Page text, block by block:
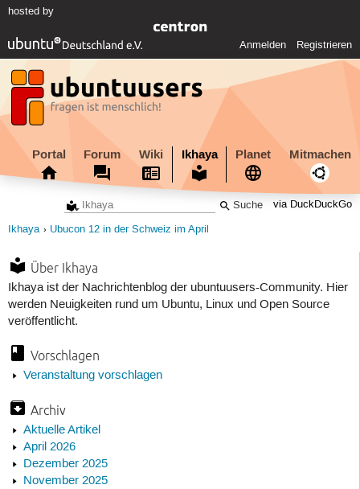
hosted by
Anmelden Registrieren
Portal Forum Wiki Ikhaya Planet Mitmachen
via DuckDuckGo
Ikhaya Ubucon 12 in der Schweiz im April
Über Ikhaya
Ikhaya ist der Nachrichtenblog der ubuntuusers-Community. Hier
werden Neuigkeiten rund um Ubuntu, Linux und Open Source
veröffentlicht.
Vorschlagen
Veranstaltung vorschlagen
Archiv
Aktuelle Artikel
April 2026
Dezember 2025
November 2025